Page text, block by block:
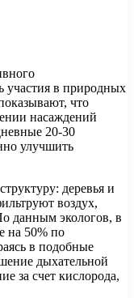
участия в природных
что
насаждений
20-30
улучшить
деревья и
воздух,
данным экологов, в
на 50% по
в подобные
дыхательной
за счет кислорода,